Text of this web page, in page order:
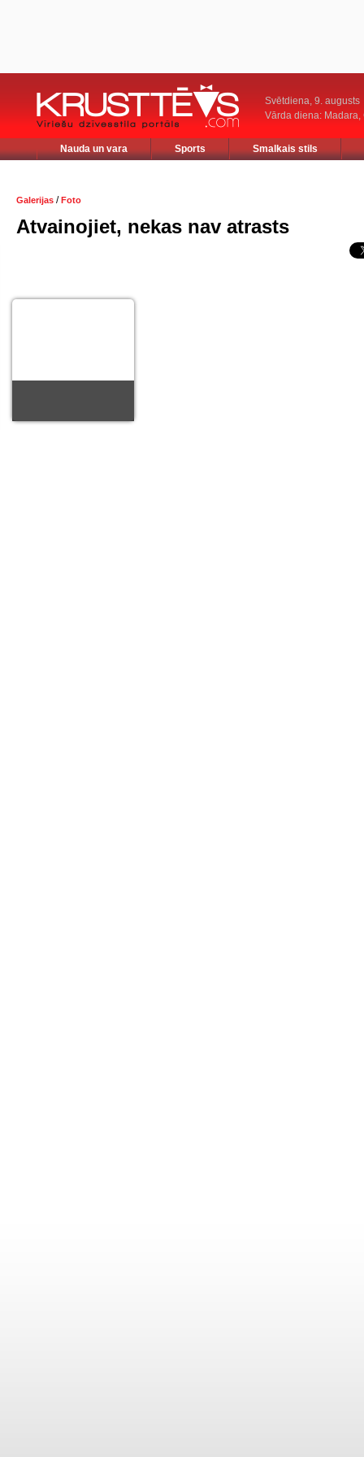
Svētdiena, 9. augusts
Vārda diena: Madara,
Nauda un vara Sports Smalkais stils
Galerijas /Foto
Atvainojiet, nekas nav atrasts